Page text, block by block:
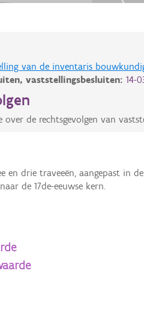
van de inventaris
vaststellingsbesluiten:14-
over de rechtsgevolgen van
en drie traveeën, aangepast in
de 17de-eeuwse kern.